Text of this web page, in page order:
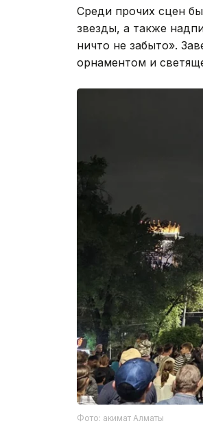
Среди прочих сцен
звезды, а также
ничто не забыто».
орнаментом и
Фото: акимат Алматы